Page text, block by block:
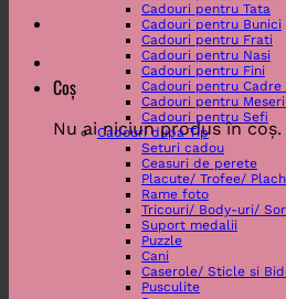
Coș
Nu ai niciun produs în coș.
Cadouri pentru Tata
Cadouri pentru Bunici
Cadouri pentru Frati
Cadouri pentru Nasi
Cadouri pentru Fini
Cadouri pentru
Cadouri pentru
Cadouri pentru Sefi
Cadouri dupa Tip
Seturi cadou
Ceasuri de perete
Placute/ Trofee/
Rame foto
Tricouri/ Body-uri/
Suport medalii
Puzzle
Cani
Caserole/ Sticle si
Pusculite